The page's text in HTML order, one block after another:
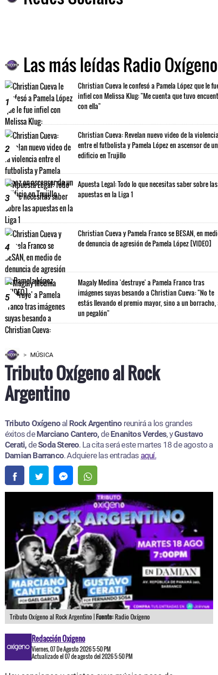
Las más leídas Radio Oxígeno
1
Christian Cueva le confesó a Pamela López que le
infiel con Melissa Klug: "Me cuenta que tuvo
con ella"
2
Christian Cueva: Revelan nuevo video de la
entre el futbolista y Pamela López en ascensor de un
edificio en Trujillo
3
Apuesta Legal: Todo lo que necesitas saber sobre las
apuestas en la Liga 1
4
Christian Cueva y Pamela Franco se BESAN, en
de denuncia de agresión de Pamela López [VIDEO]
5
Magaly Medina 'destruye' a Pamela Franco tras
imágenes suyas besando a Christian Cueva: "No te
estás llevando el premio mayor, sino a un borracho,
un pegalón"
MÚSICA
Tributo Oxígeno al Rock
Argentino
Tributo Oxígeno al Rock Argentino reunirá a los grandes
éxitos deMarciano Cantero,deEnanitos Verdes, yGustavo
Cerati,deSoda Stereo. La cita será este martes 18 de agosto a
Damian Barranco. Adquiere las entradas aquí.
Tributo Oxígeno al Rock Argentino |Fuente:Radio Oxígeno
Redacción Oxigeno
Viernes, 07 De Agosto 2026 5:50 PM
Actualizado el 07 de agosto del 2026 5:50 PM